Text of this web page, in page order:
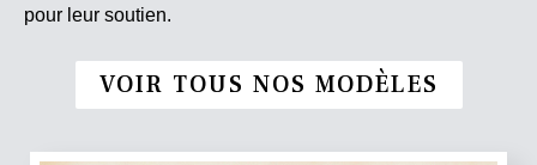
pour leur soutien.
VOIR TOUS NOS MODÈLES